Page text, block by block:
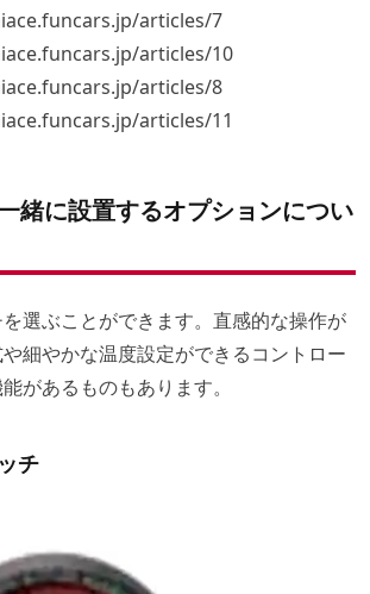
articles/7
articles/10
articles/8
articles/11
緒に設置するオプションについ
選ぶことができます。直感的な操作が
細やかな温度設定ができるコントロー
があるものもあります。
チ